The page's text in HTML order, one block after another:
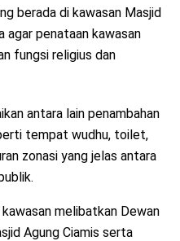
berada di kawasan Masjid
agar penataan kawasan
fungsi religius dan
antara lain penambahan
tempat wudhu, toilet,
zonasi yang jelas antara
melibatkan Dewan
Agung Ciamis serta